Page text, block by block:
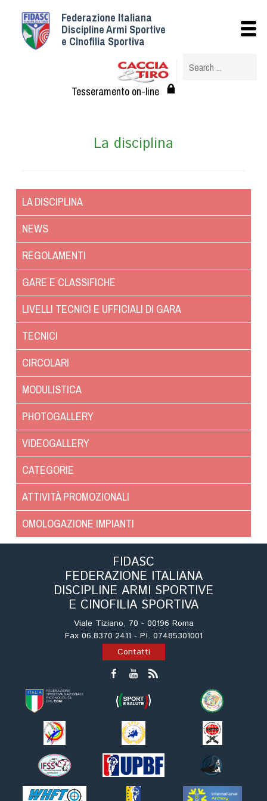
Federazione Italiana
Discipline Armi Sportive
e Cinofilia Sportiva
Tesseramento on-line
La disciplina
LA DISCIPLINA
NEWS
REGOLAMENTI
GARE E CLASSIFICHE
LIVELLI TECNICI E UFFICIALI DI GARA
TECNICI
CIRCOLARI
MODULISTICA
PHOTOGALLERY
VIDEOGALLERY
CATEGORIE
ATTIVITÀ PROMOZIONALI
OMOLOGAZIONE IMPIANTI
FIDASC
FEDERAZIONE ITALIANA
DISCIPLINE ARMI SPORTIVE
E CINOFILIA SPORTIVA
Viale Tiziano, 70 - 00196 Roma
Fax 06.8370.2411 - P.I. 07485301001
Contatti
Istituzionale
Struttura
Albo Veterinari federali
Statuto e Regolamenti
Convenzioni
Albo Fornitori
Scuole Federali
Tecnici
Calendario Manifestazioni
Albo Atleti Cinofili
English e Training Sporting
Tiro a Palla
Tiro con l'arco da caccia
Field Target
Paintball
Softair
Cinofilia Sportiva
Agility
DiscDog
Dog Balance
Dog Trail